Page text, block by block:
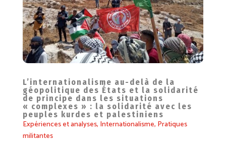
L’internationalisme au-delà de la
géopolitique des États et la solidarité
de principe dans les situations
« complexes » : la solidarité avec les
peuples kurdes et palestiniens
Expériences et analyses, Internationalisme, Pratiques
militantes